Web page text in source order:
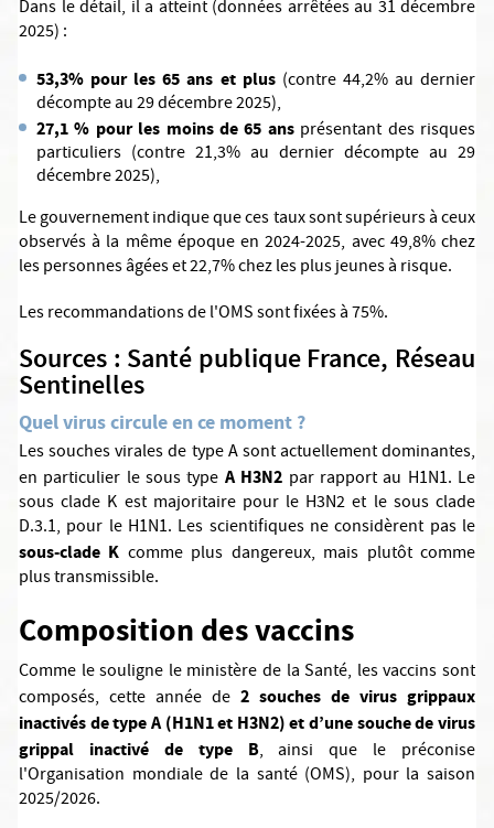
Dans le détail, il a atteint (données arrêtées au 31 décembre
2025) :
53,3% pour les 65 ans et plus(contre 44,2% au dernier
décompte au 29 décembre 2025),
27,1 % pour les moins de 65 ansprésentant des risques
particuliers (contre 21,3% au dernier décompte au 29
décembre 2025),
Le gouvernement indique que ces taux sont supérieurs à ceux
observés à la même époque en 2024-2025, avec 49,8% chez
les personnes âgées et 22,7% chez les plus jeunes à risque.
Les recommandations de l'OMS sont fixées à 75%.
Sources : Santé publique France, Réseau
Sentinelles
Quel virus circule en ce moment ?
Les souches virales de type A sont actuellement dominantes,
en particulier le sous type A H3N2 par rapport au H1N1. Le
sous clade K est majoritaire pour le H3N2 et le sous clade
D.3.1, pour le H1N1. Les scientifiques ne considèrent pas le
sous-clade K comme plus dangereux, mais plutôt comme
plus transmissible.
Composition des vaccins
Comme le souligne le ministère de la Santé, les vaccins sont
composés, cette année de 2 souches de virus grippaux
inactivés de type A (H1N1 et H3N2) et d’une souche de virus
grippal inactivé de type B, ainsi que le préconise
l'Organisation mondiale de la santé (OMS), pour la saison
2025/2026.